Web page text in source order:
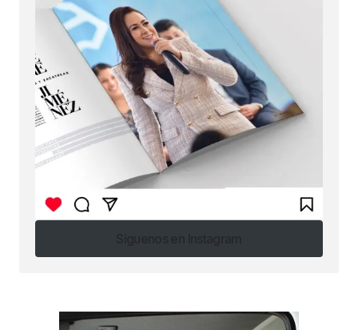
Síguenos en Instagram